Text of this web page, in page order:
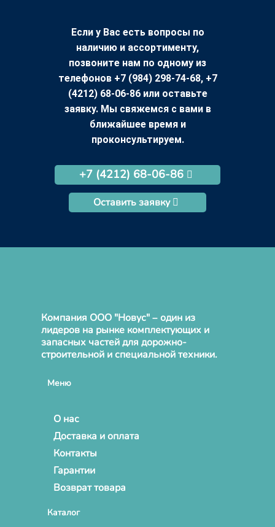
Если у Вас есть вопросы по
наличию и ассортименту,
позвоните нам по одному из
телефонов +7 (984) 298-74-68, +7
(4212) 68-06-86 или оставьте
заявку. Мы свяжемся с вами в
ближайшее время и
проконсультируем.
+7 (4212) 68-06-86
Оставить заявку
Компания ООО "Новус" – один из
лидеров на рынке комплектующих и
запасных частей для дорожно-
строительной и специальной техники.
Меню
О нас
Доставка и оплата
Контакты
Гарантии
Возврат товара
Каталог